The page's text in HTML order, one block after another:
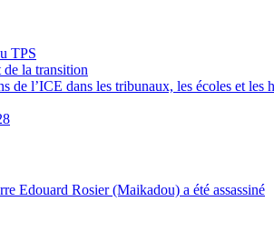
TPS
la transition
de l’ICE dans les tribunaux, les écoles et les
Edouard Rosier (Maikadou) a été assassiné